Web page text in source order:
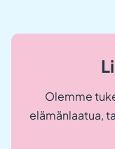
Olemme
elämänlaatua,